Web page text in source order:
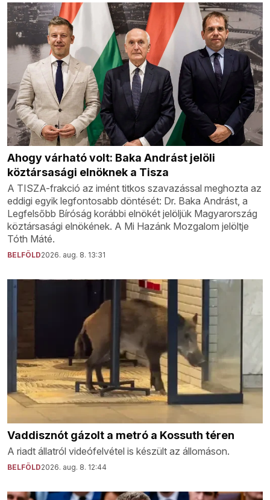
Ahogy várható volt: Baka Andrást jelöli
köztársasági elnöknek a Tisza
A TISZA-frakció az imént titkos szavazással meghozta az
eddigi egyik legfontosabb döntését: Dr. Baka Andrást, a
Legfelsőbb Bíróság korábbi elnökét jelöljük Magyarország
köztársasági elnökének. A Mi Hazánk Mozgalom jelöltje
Tóth Máté.
BELFÖLD2026. aug. 8. 13:31
Vaddisznót gázolt a metró a Kossuth téren
A riadt állatról videófelvétel is készült az állomáson.
BELFÖLD2026. aug. 8. 12:44